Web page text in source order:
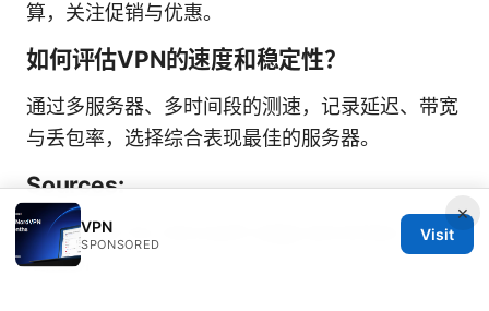
算，关注促销与优惠。
如何评估VPN的速度和稳定性？
通过多服务器、多时间段的测速，记录延迟、带宽
与丢包率，选择综合表现最佳的服务器。
Sources:
Urban vpn fur microsoft edge einrichten und
nutzen
×
VPN
SPONSORED
Visit